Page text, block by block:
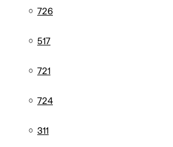
726
517
721
724
311